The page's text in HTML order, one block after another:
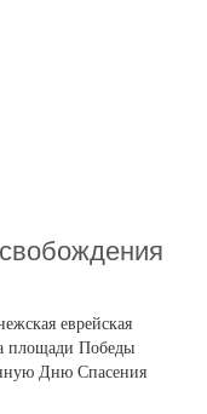
еврейская
площади Победы
Дню Спасения